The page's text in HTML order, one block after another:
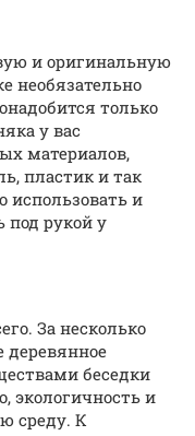
и оригинальную
необязательно
только
у вас
материалов,
пластик и так
использовать и
под рукой у
За несколько
деревянное
беседки
экологичность и
среду. К